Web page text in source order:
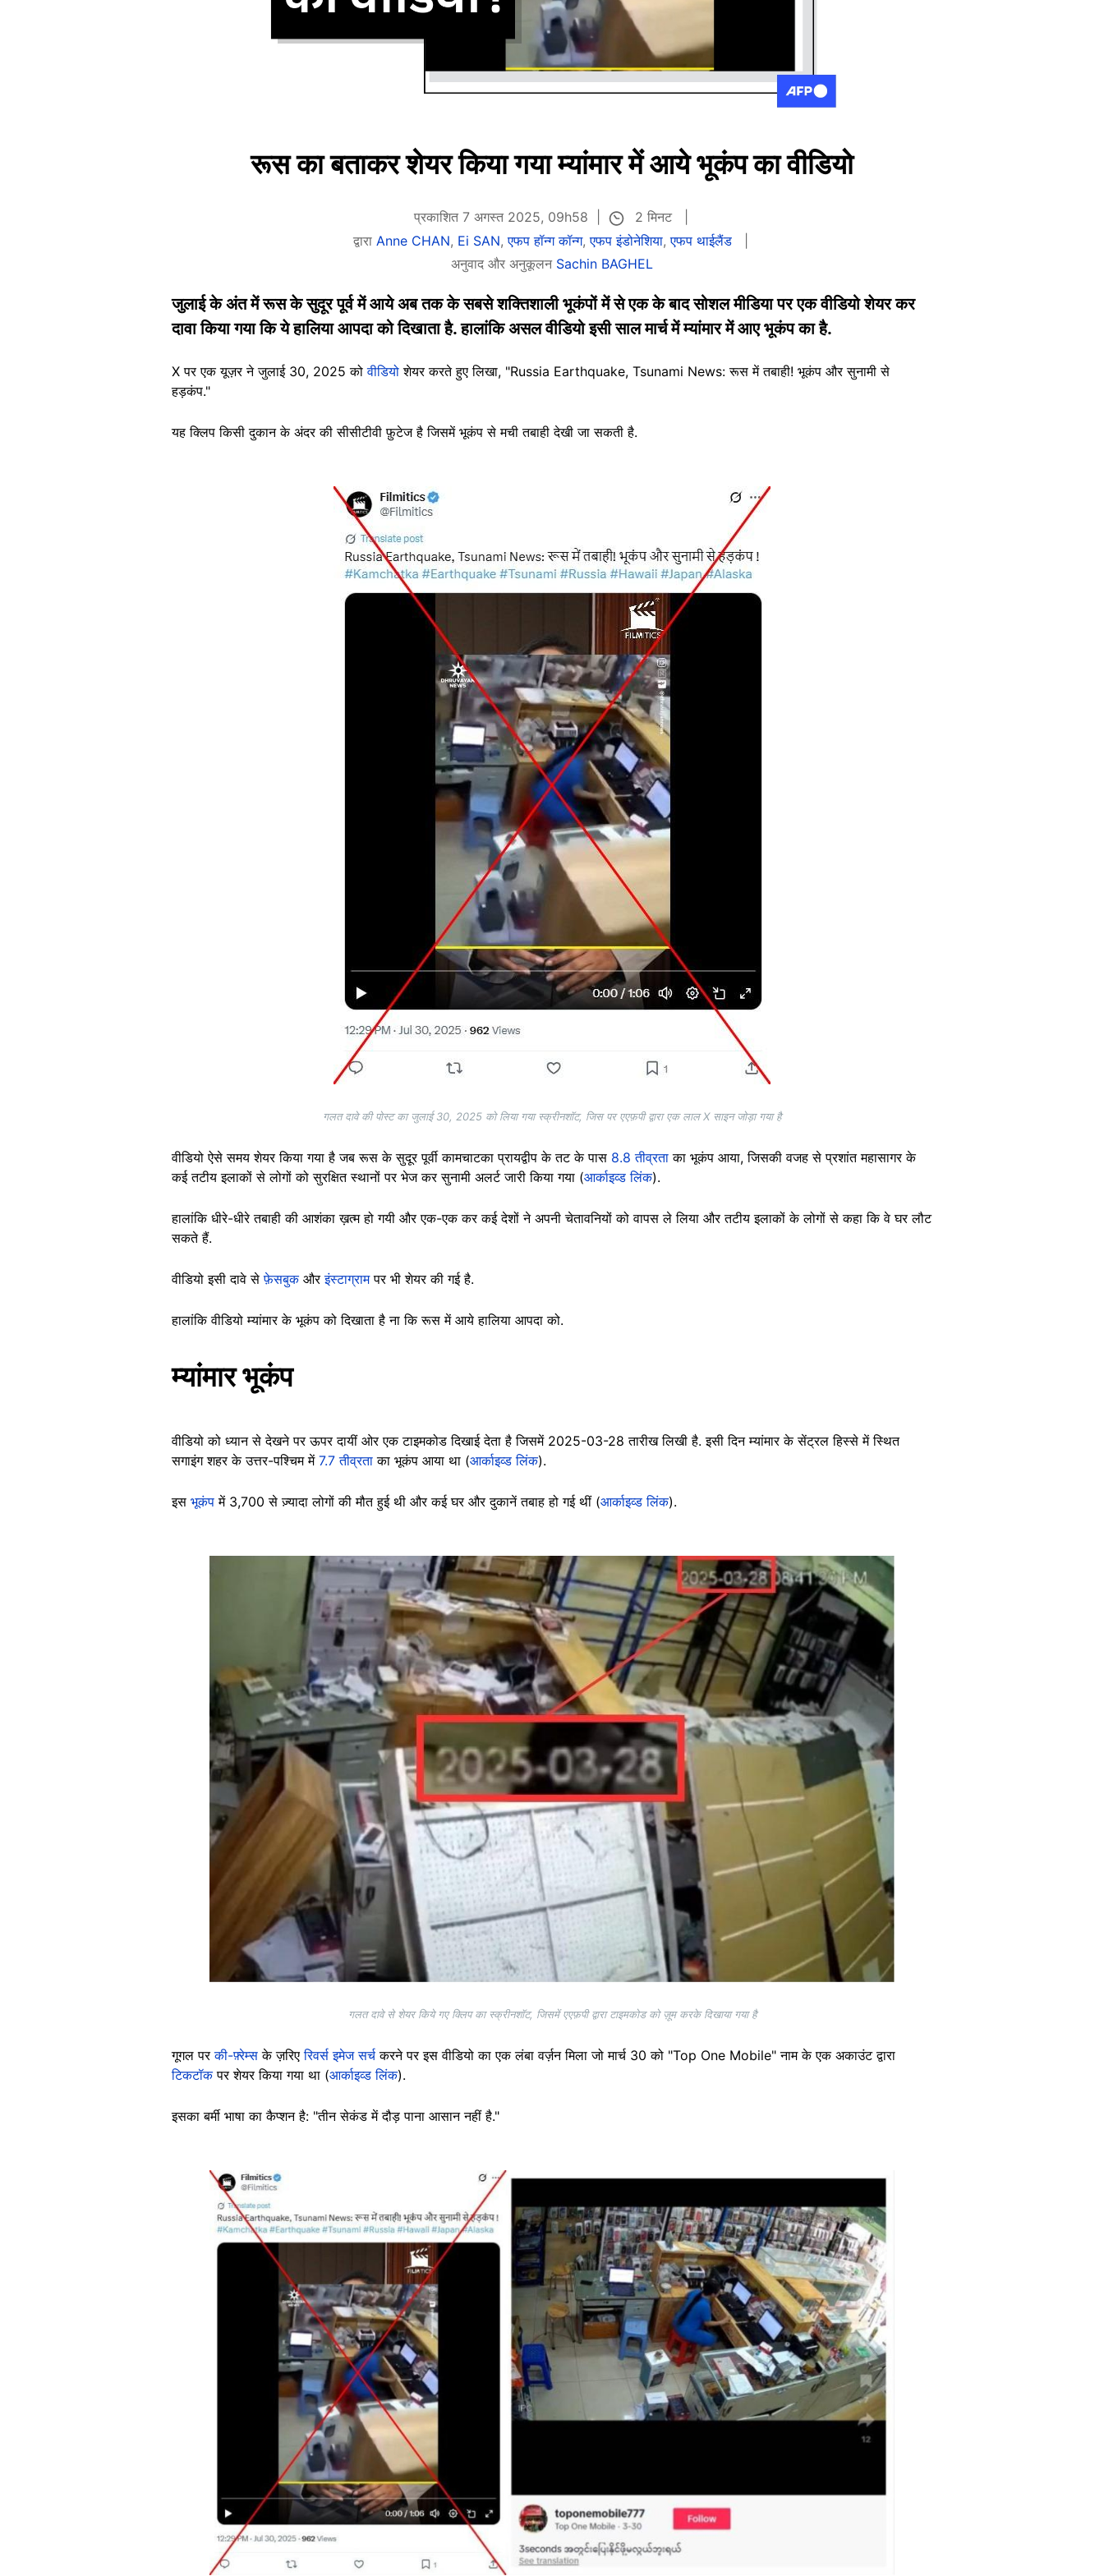
रूस का बताकर शेयर किया गया म्यांमार में आये भूकंप का वीडियो
प्रकाशित 7 अगस्त 2025, 09h58
2 मिनट
द्वारा Anne CHAN, Ei SAN,एफप हॉन्ग कॉन्ग,एफप इंडोनेशिया,एफप थाईलैंड
अनुवाद और अनुकूलन Sachin BAGHEL
जुलाई के अंत में रूस के सुदूर पूर्व में आये अब तक के सबसे शक्तिशाली भूकंपों में से एक के बाद सोशल मीडिया पर एक वीडियो शेयर कर
दावा किया गया कि ये हालिया आपदा को दिखाता है. हालांकि असल वीडियो इसी साल मार्च में म्यांमार में आए भूकंप का है.
X पर एक यूज़र ने जुलाई 30, 2025 कोवीडियोशेयर करते हुए लिखा, "Russia Earthquake, Tsunami News: रूस में तबाही! भूकंप और सुनामी से
हड़कंप."
यह क्लिप किसी दुकान के अंदर की सीसीटीवी फ़ुटेज है जिसमें भूकंप से मची तबाही देखी जा सकती है.
गलत दावे की पोस्ट का जुलाई 30, 2025 को लिया गया स्क्रीनशॉट, जिस पर एएफ़पी द्वारा एक लाल X साइन जोड़ा गया है
वीडियो ऐसे समय शेयर किया गया है जब रूस के सुदूर पूर्वी कामचाटका प्रायद्वीप के तट के पास 8.8 तीव्रता का भूकंप आया, जिसकी वजह से प्रशांत महासागर के
कई तटीय इलाकों से लोगों को सुरक्षित स्थानों पर भेज कर सुनामी अलर्ट जारी किया गया (आर्काइव्ड लिंक).
हालांकि धीरे-धीरे तबाही की आशंका ख़त्म हो गयी और एक-एक कर कई देशों ने अपनी चेतावनियों को वापस ले लिया और तटीय इलाकों के लोगों से कहा कि वे घर लौट
सकते हैं.
वीडियो इसी दावे सेफ़ेसबुकऔरइंस्टाग्रामपर भी शेयर की गई है.
हालांकि वीडियो म्यांमार के भूकंप को दिखाता है ना कि रूस में आये हालिया आपदा को.
म्यांमार भूकंप
वीडियो को ध्यान से देखने पर ऊपर दायीं ओर एक टाइमकोड दिखाई देता है जिसमें 2025-03-28 तारीख लिखी है. इसी दिन म्यांमार के सेंट्रल हिस्से में स्थित
सगाइंग शहर के उत्तर-पश्चिम में 7.7 तीव्रता का भूकंप आया था (आर्काइव्ड लिंक).
इस भूकंपमें 3,700 से ज़्यादा लोगों की मौत हुई थी और कई घर और दुकानें तबाह हो गई थीं (आर्काइव्ड लिंक).
गलत दावे से शेयर किये गए क्लिप का स्क्रीनशॉट, जिसमें एएफ़पी द्वारा टाइमकोड को ज़ूम करके दिखाया गया है
गूगल परकी-फ़्रेम्स के ज़रिएरिवर्स इमेज सर्च करने पर इस वीडियो का एक लंबा वर्ज़न मिला जो मार्च 30 को "Top One Mobile" नाम के एक अकाउंट द्वारा
टिकटॉकपर शेयर किया गया था (आर्काइव्ड लिंक).
इसका बर्मी भाषा का कैप्शन है: "तीन सेकंड में दौड़ पाना आसान नहीं है."
Image